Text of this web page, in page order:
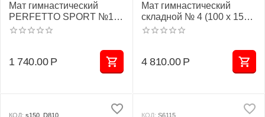
Мат гимнастический
PERFETTO SPORT №1
(100 х 50 х 10) см красно/
1 740.00 Р
Мат гимнастический
складной № 4 (100 х 150 х
10) см зелёно/жёлтый
4 810.00 Р
КОД: s150_D810 КОД: S6115